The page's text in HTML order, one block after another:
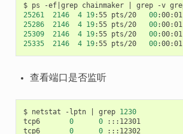
$ ps -ef| grep chainmaker grep -v
25261
2146 4 19:55 pts/20 00:00:01
25286
2146 4 19:55 pts/20 00:00:01
25309
2146 4 19:55 pts/20 00:00:01
25335
2146 4 19:55 pts/20 00:00:01
查看端口是否监听
$ netstat -lptn grep 1230
tcp6
0 0 :::12301
tcp6
0 0 :::12302